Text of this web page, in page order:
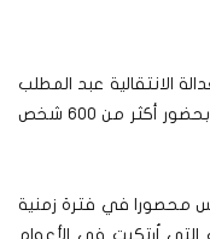
الانتقالية عبد المطلب
الختم في حديث لـ(عاين)، إن المؤتمر ناقش بحضور أكثر من 600 شخص
محصورا في فترة زمنية
اُرتكبت في الأعوام